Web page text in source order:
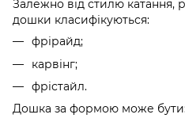
Залежно від стилю катання,
дошки класифікуються:
фрірайд;
карвінг;
фрістайл.
Дошка за формою може